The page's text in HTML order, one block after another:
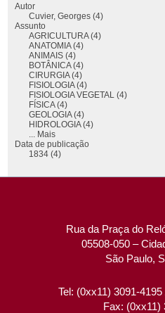
Autor
Cuvier, Georges (4)
Assunto
AGRICULTURA (4)
ANATOMIA (4)
ANIMAIS (4)
BOTÂNICA (4)
CIRURGIA (4)
FISIOLOGIA (4)
FISIOLOGIA VEGETAL (4)
FÍSICA (4)
GEOLOGIA (4)
HIDROLOGIA (4)
... Mais
Data de publicação
1834 (4)
Rua da Praça do
05508-050 –
São Paulo,
Tel: (0xx11) 3091-
Fax: (0xx11)